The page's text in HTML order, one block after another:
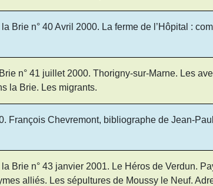
Brie n° 40 Avril 2000. La ferme de l’Hôpital :
n° 41 juillet 2000. Thorigny-sur-Marne. Les
la Brie. Les migrants.
François Chevremont, bibliographe de Jean-
Brie n° 43 janvier 2001. Le Héros de Verdun.
alliés. Les sépultures de Moussy le Neuf.